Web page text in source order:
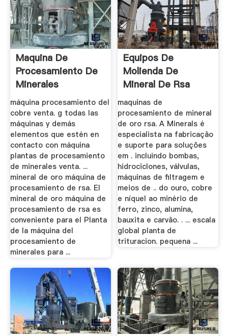
Maquina De
Procesamiento De
Minerales
máquina procesamiento del
cobre venta. g todas las
máquinas y demás
elementos que estén en
contacto con máquina
plantas de procesamiento
de minerales venta. ...
mineral de oro máquina de
procesamiento de rsa. El
mineral de oro máquina de
procesamiento de rsa es
conveniente para el Planta
de la máquina del
procesamiento de
minerales para ...
Equipos De
Molienda De
Mineral De Rsa
maquinas de
procesamiento de mineral
de oro rsa. A Minerals é
especialista na fabricação
e suporte para soluções
em . incluindo bombas,
hidrociclones, válvulas,
máquinas de filtragem e
meios de .. do ouro, cobre
e níquel ao minério de
ferro, zinco, alumina,
bauxita e carvão. . ... escala
global planta de
trituracion. pequena ...